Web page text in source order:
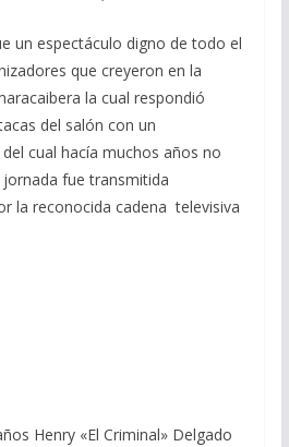
un espectáculo digno de todo el
que creyeron en la
la cual respondió
del salón con un
cual hacía muchos años no
fue transmitida
la reconocida cadena televisiva
Henry «El Criminal» Delgado